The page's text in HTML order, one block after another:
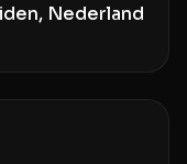
Nederland